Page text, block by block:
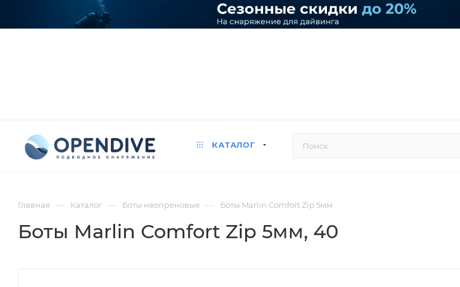
КАТАЛОГ
Главная — Каталог — Боты неопреновые — Боты Marlin Comfort Zip 5мм
Боты Marlin Comfort Zip 5мм, 40